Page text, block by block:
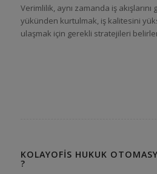
Verimlilik, aynı zamanda iş
yükünden kurtulmak, iş kalitesini
ulaşmak için gerekli stratejileri
KOLAYOFIS HUKUK
?